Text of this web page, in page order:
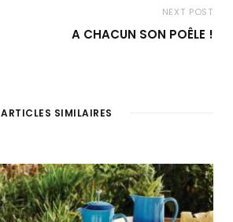
NEXT POST
A CHACUN SON POÊLE !
ARTICLES SIMILAIRES